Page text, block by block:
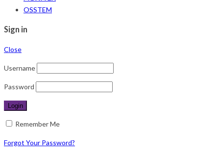
OSSTEM
Sign in
Close
Username
Password
Remember Me
Forgot Your Password?